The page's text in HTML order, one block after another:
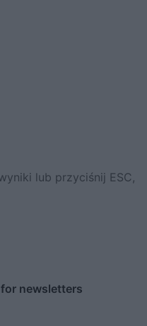
lub przyciśnij ESC,
newsletters